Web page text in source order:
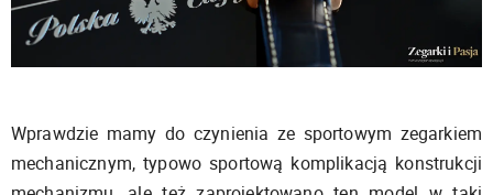
Wprawdzie mamy do czynienia ze sportowym zegarkiem
mechanicznym, typowo sportową komplikacją konstrukcji